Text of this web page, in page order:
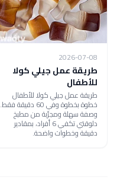
2026-07-08
طريقة عمل جيلي كولا
للأطفال
طريقة عمل جيلي كولا للأطفال
خطوة بخطوة وفي 60 دقيقة فقط.
وصفة سهلة ومجرّبة من مطبخ
دلوقتي تكفي 6 أفراد، بمقادير
دقيقة وخطوات واضحة.